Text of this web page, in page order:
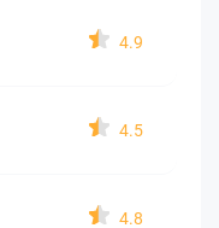
4.9
4.5
4.8